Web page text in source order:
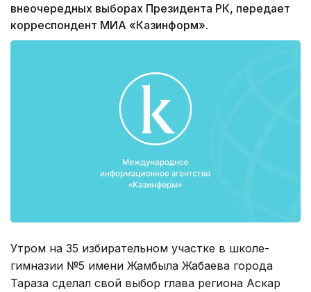
внеочередных выборах Президента РК, передает
корреспондент МИА «Казинформ».
Утром на 35 избирательном участке в школе-
гимназии №5 имени Жамбыла Жабаева города
Тараза сделал свой выбор глава региона Аскар